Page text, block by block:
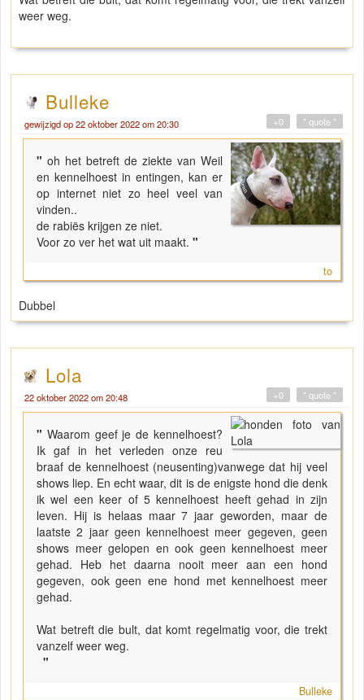
weer weg.
Bulleke
gewijzigd op 22 oktober 2022 om 20:30 " quote "
+0
"oh het betreft de ziekte van Weil
en kennelhoest in entingen, kan er
op internet niet zo heel veel van
vinden..
de rabiës krijgen ze niet.
Voor zo ver het wat uit maakt. "
to
Dubbel
Lola
22 oktober 2022 om 20:48 " quote "
+0
" Waarom geef je de kennelhoest?
Ik gaf in het verleden onze reu
braaf de kennelhoest (neusenting)vanwege dat hij veel
shows liep. En echt waar, dit is de enigste hond die denk
ik wel een keer of 5 kennelhoest heeft gehad in zijn
leven. Hij is helaas maar 7 jaar geworden, maar de
laatste 2 jaar geen kennelhoest meer gegeven, geen
shows meer gelopen en ook geen kennelhoest meer
gehad. Heb het daarna nooit meer aan een hond
gegeven, ook geen ene hond met kennelhoest meer
gehad.
Wat betreft die bult, dat komt regelmatig voor, die trekt
vanzelf weer weg.
"
Bulleke